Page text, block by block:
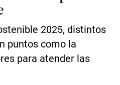
2025, distintos
puntos como la
para atender las